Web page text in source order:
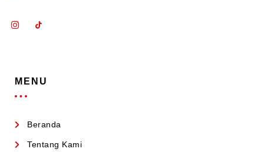
MENU
Beranda
Tentang Kami